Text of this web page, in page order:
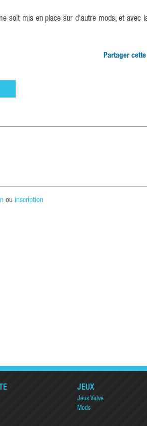
soit mis en place sur d'autre mods, et avec
Partager
ou inscription
JEUX
Jeux Valve
Mods